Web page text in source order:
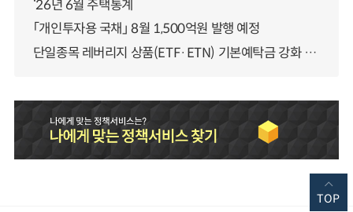
‘26년 6월 주택통계
「개인투자용 국채」 8월 1,500억원 발행 예정
단일종목 레버리지 상품(ETF·ETN) 기본예탁금 강화 조기시행 방안 안내
TOP